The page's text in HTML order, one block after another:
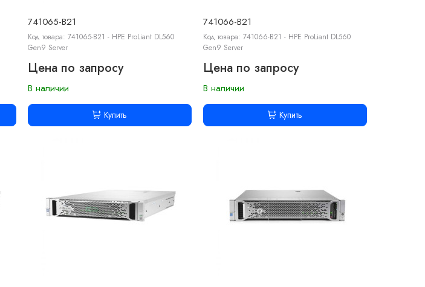
741065-B21
Код товара: 741065-B21 - HPE ProLiant DL560
Gen9 Server
Цена по запросу
В наличии
Купить
741066-B21
Код товара: 741066-B21 - HPE ProLiant DL560
Gen9 Server
Цена по запросу
В наличии
Купить